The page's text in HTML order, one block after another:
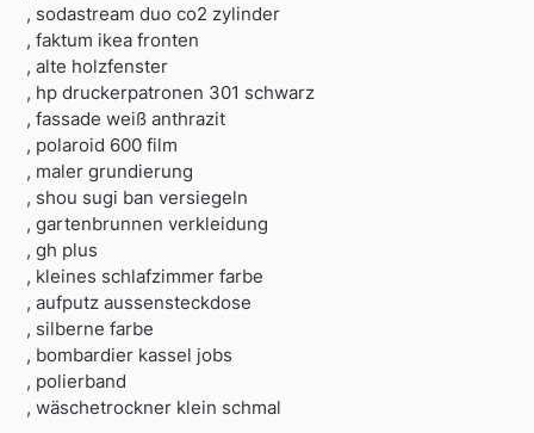
, sodastream duo co2 zylinder
, faktum ikea fronten
, alte holzfenster
, hp druckerpatronen 301 schwarz
, fassade weiß anthrazit
, polaroid 600 film
, maler grundierung
, shou sugi ban versiegeln
, gartenbrunnen verkleidung
, gh plus
, kleines schlafzimmer farbe
, aufputz aussensteckdose
, silberne farbe
, bombardier kassel jobs
, polierband
, wäschetrockner klein schmal